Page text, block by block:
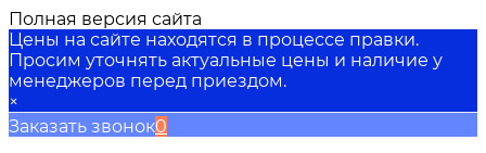
Полная версия сайта
Цены на сайте находятся в процессе правки.
Просим уточнять актуальные цены и наличие у
менеджеров перед приездом.
×
Заказать звонок0